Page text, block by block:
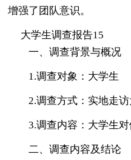
增强了团队意识。
大学生调查报告15
一、调查背景与概况
1.调查对象：大学生
2.调查方式：实地走
3.调查内容：大学生
二、调查内容及结论